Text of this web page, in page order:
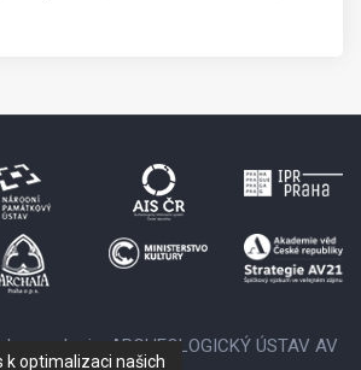
webu je: ARCHEOLOGICKÝ ÚSTAV AV
k optimalizaci našich